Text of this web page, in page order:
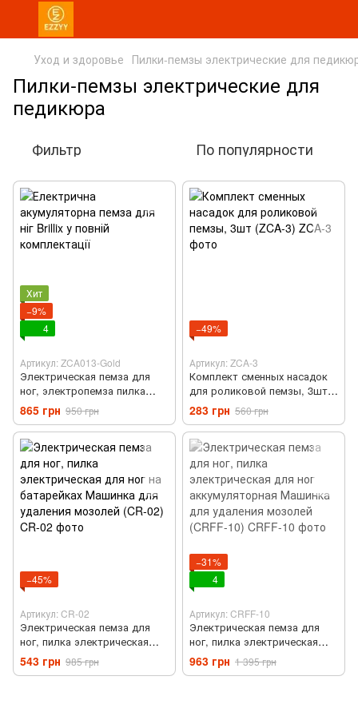
Уход и здоровье Пилки-пемзы электрические для
Пилки-пемзы электрические для
педикюра
Фильтр По популярности
Хит
−9%
4
Артикул: ZCA013-Gold
Электрическая пемза для
ног, электропемза пилка
электрическая для ног
аккумуляторная Золото
865 грн 950 грн
−49%
Артикул: ZCA-3
Комплект сменных насадок
для роликовой пемзы, 3шт
(ZCA-3)
283 грн 560 грн
−45%
Артикул: CR-02
Электрическая пемза для
ног, пилка электрическая
для ног на батарейках
Машинка для удаления
543 грн 985 грн
−31%
4
Артикул: CRFF-10
Электрическая пемза для
ног, пилка электрическая
для ног аккумуляторная
Машинка для удаления
963 грн 1 395 грн